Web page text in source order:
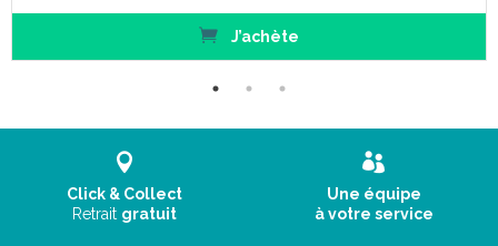
obstrue les orifices respiratoires du parasite, qui meurt ainsi
asphyxié. Son développement est stoppé net.
Conseils d' utilisation
Couvrir les épaules avec une serviette et protéger les yeux
Appliquer Apaisyl® Xpert sur cheveux secs, sans oublier la
nuque et derrière les oreilles. Masser la chevelure pour que
J’achète
Click & Collect
Retrait gratuit
Une équipe
à votre service